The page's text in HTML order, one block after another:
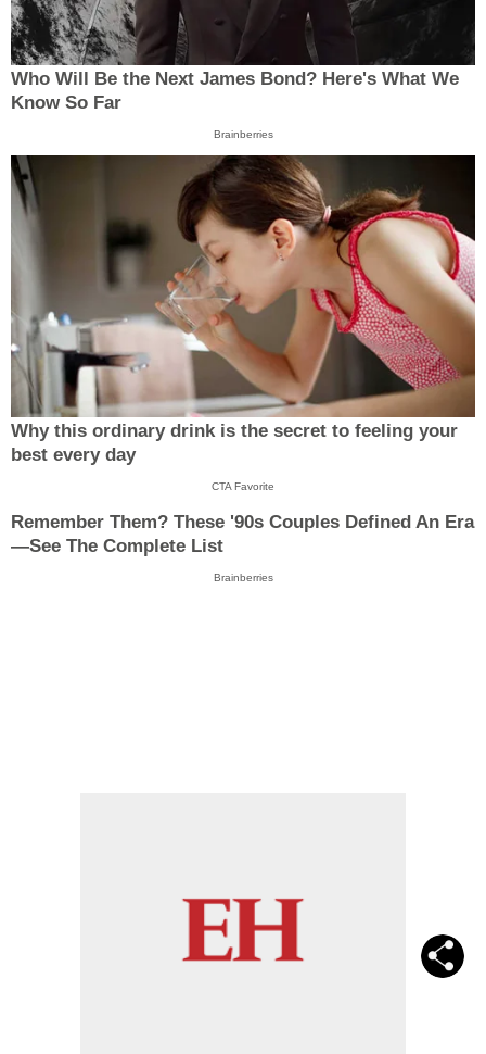
Who Will Be the Next James Bond? Here's What We
Know So Far
Brainberries
Why this ordinary drink is the secret to feeling your
best every day
CTA Favorite
Remember Them? These '90s Couples Defined An Era
—See The Complete List
Brainberries